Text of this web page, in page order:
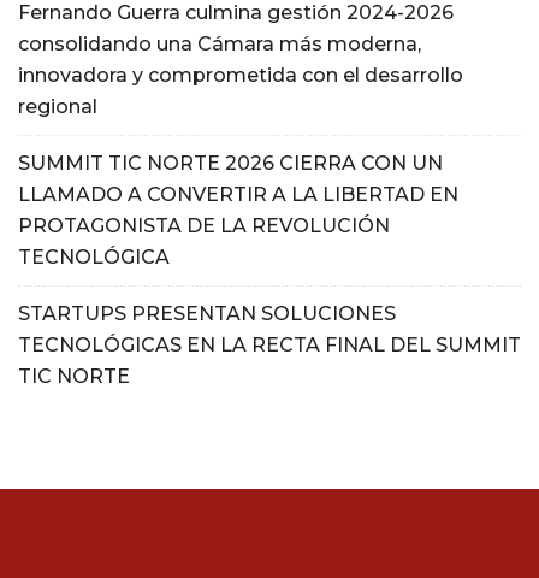
Fernando Guerra culmina gestión 2024-2026
consolidando una Cámara más moderna,
innovadora y comprometida con el desarrollo
regional
SUMMIT TIC NORTE 2026 CIERRA CON UN
LLAMADO A CONVERTIR A LA LIBERTAD EN
PROTAGONISTA DE LA REVOLUCIÓN
TECNOLÓGICA
STARTUPS PRESENTAN SOLUCIONES
TECNOLÓGICAS EN LA RECTA FINAL DEL SUMMIT
TIC NORTE